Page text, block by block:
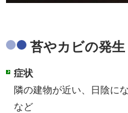
苔やカビの発生
症状
隣の建物が近い、日陰に
など